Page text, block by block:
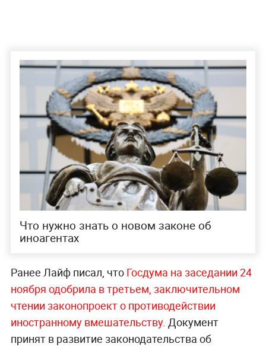
Что нужно знать о новом законе об
иноагентах
Ранее Лайф писал, что Госдума на заседании 24
ноября одобрила в третьем, заключительном
чтении законопроект о противодействии
иностранному вмешательству. Документ
принят в развитие законодательства об